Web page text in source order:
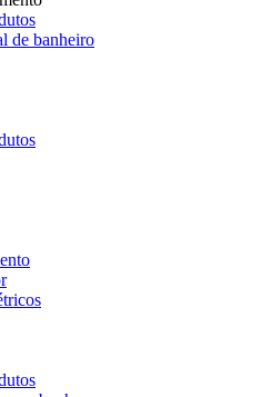
de banheiro